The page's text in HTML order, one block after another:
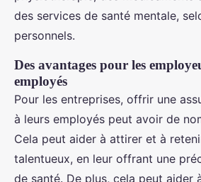
des services de santé mentale,
personnels.
Des avantages pour les
employés
Pour les entreprises, offrir une
à leurs employés peut avoir de
Cela peut aider à attirer et à
talentueux, en leur offrant une
de santé. De plus, cela peut aider